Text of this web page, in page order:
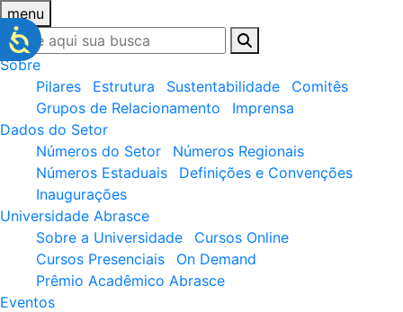
menu
Sobre
Pilares
Estrutura Sustentabilidade
Comitês
Grupos de Relacionamento
Imprensa
Dados do Setor
Números do Setor
Números Regionais
Números Estaduais
Definições e Convenções
Inaugurações
Universidade Abrasce
Sobre a Universidade
Cursos Online
Cursos Presenciais
On Demand
Prêmio Acadêmico Abrasce
Eventos